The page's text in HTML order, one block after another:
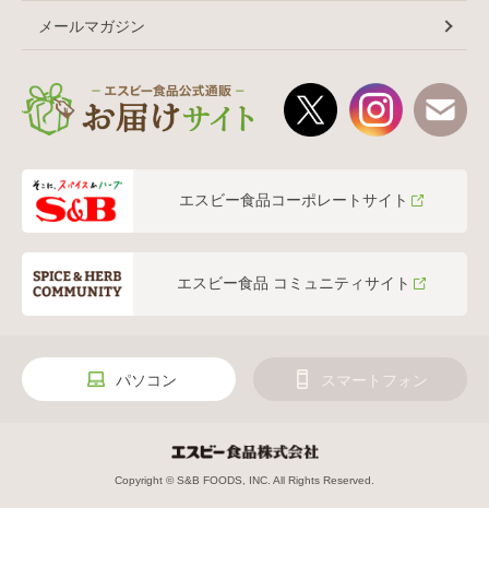
メールマガジン
エスビー食品コーポレートサイト
エスビー食品 コミュニティサイト
パソコン スマートフォン
Copyright © S&B FOODS, INC. All Rights Reserved.